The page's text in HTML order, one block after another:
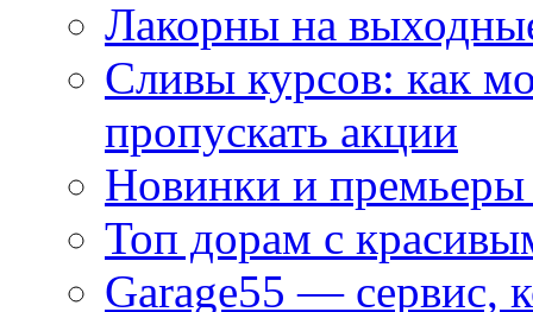
Лакорны на
Сливы курсов: как
пропускать акции
Новинки и
Топ дорам с
Garage55 — сервис,